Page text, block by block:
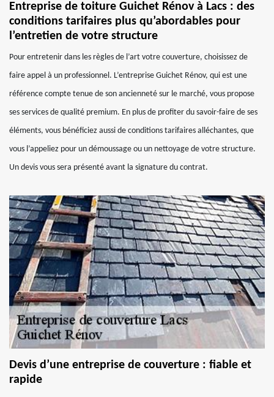
Entreprise de toiture Guichet Rénov à Lacs : des
conditions tarifaires plus qu’abordables pour
l’entretien de votre structure
Pour entretenir dans les règles de l’art votre couverture, choisissez de
faire appel à un professionnel. L’entreprise Guichet Rénov, qui est une
référence compte tenue de son ancienneté sur le marché, vous propose
ses services de qualité premium. En plus de profiter du savoir-faire de ses
éléments, vous bénéficiez aussi de conditions tarifaires alléchantes, que
vous l’appeliez pour un démoussage ou un nettoyage de votre structure.
Un devis vous sera présenté avant la signature du contrat.
Devis d’une entreprise de couverture : fiable et
rapide